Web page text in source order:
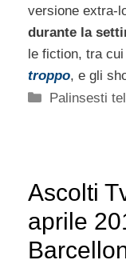
versione extra-
durante la
le fiction, tra cui
troppo, e gli
Categorie
Palinsesti
Ascolti
aprile